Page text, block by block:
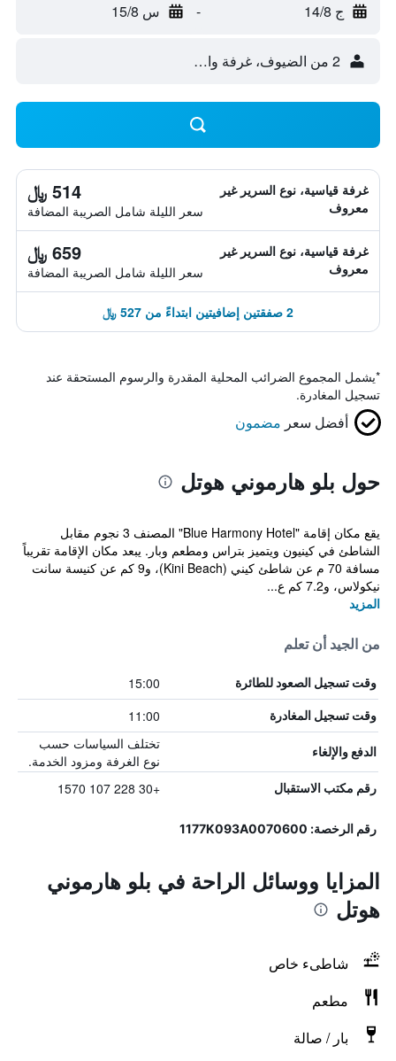
ج 14/8 - س 15/8
2 من الضيوف، غرفة واحدة
غرفة قياسية، نوع السرير غير
معروف
514 ﷼
سعر الليلة شامل الصريبة المضافة
غرفة قياسية، نوع السرير غير
معروف
659 ﷼
سعر الليلة شامل الصريبة المضافة
2 صفقتين إضافيتين ابتداءً من 527 ﷼
*يشمل المجموع الضرائب المحلية المقدرة والرسوم المستحقة عند
تسجيل المغادرة.
أفضل سعر مضمون
حول بلو هارموني هوتل
يقع مكان إقامة "Blue Harmony Hotel" المصنف 3 نجوم مقابل
الشاطئ في كينيون ويتميز بتراس ومطعم وبار. يبعد مكان الإقامة تقريباً
مسافة 70 م عن شاطئ كيني (Kini Beach)، و9 كم عن كنيسة سانت
نيكولاس، و7.2 كم ع...
المزيد
من الجيد أن تعلم
وقت تسجيل الصعود للطائرة 15:00
وقت تسجيل المغادرة 11:00
الدفع والإلغاء
تختلف السياسات حسب
نوع الغرفة ومزود الخدمة.
رقم مكتب الاستقبال +30 228 107 1570
رقم الرخصة: 1177K093A0070600
المزايا ووسائل الراحة في بلو هارموني
هوتل
شاطىء خاص
مطعم
بار / صالة